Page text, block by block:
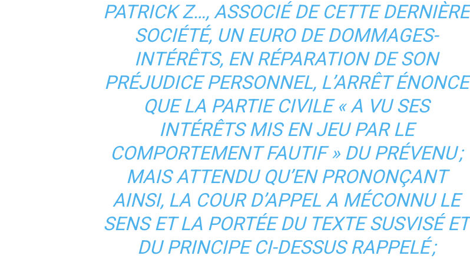
PATRICK Z…, ASSOCIÉ DE CETTE DERNIÈRE
SOCIÉTÉ, UN EURO DE DOMMAGES-
INTÉRÊTS, EN RÉPARATION DE SON
PRÉJUDICE PERSONNEL, L’ARRÊT ÉNONCE
QUE LA PARTIE CIVILE « A VU SES
INTÉRÊTS MIS EN JEU PAR LE
COMPORTEMENT FAUTIF » DU PRÉVENU ;
MAIS ATTENDU QU’EN PRONONÇANT
AINSI, LA COUR D’APPEL A MÉCONNU LE
SENS ET LA PORTÉE DU TEXTE SUSVISÉ ET
DU PRINCIPE CI-DESSUS RAPPELÉ ;